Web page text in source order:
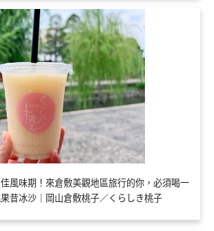
風味期！來倉敷美觀地區旅行的你，必須喝一
昔冰沙｜岡山倉敷桃子／くらしき桃子